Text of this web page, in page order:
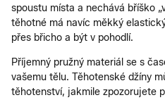
spoustu místa a nechává bříško
těhotné má navíc měkký
přes břicho a být v pohodlí.
Příjemný pružný materiál se s
vašemu tělu. Těhotenské džíny
těhotenství, jakmile zpozorujete